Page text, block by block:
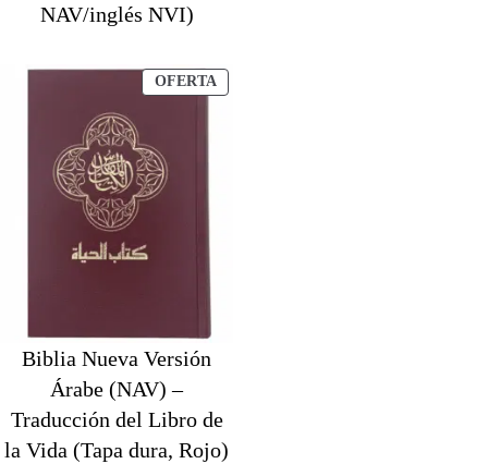
NAV/inglés NVI)
OFERTAPRODUCTO
EN
Biblia Nueva Versión
Árabe (NAV) –
Traducción del Libro de
la Vida (Tapa dura, Rojo)